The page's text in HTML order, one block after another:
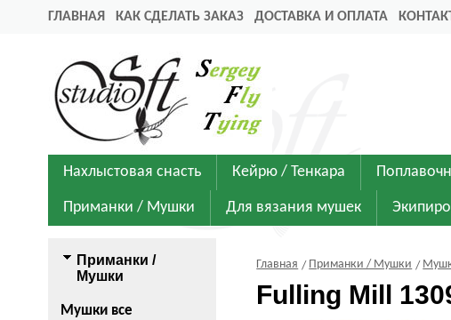
ГЛАВНАЯ КАК СДЕЛАТЬ ЗАКАЗ ДОСТАВКА И ОПЛАТА
Нахлыстовая снасть Кейрю / Тенкара
Приманки / Мушки Для вязания мушек
Приманки /
Мушки
Мушки все
Главная Приманки / Мушки
Fulling Mill